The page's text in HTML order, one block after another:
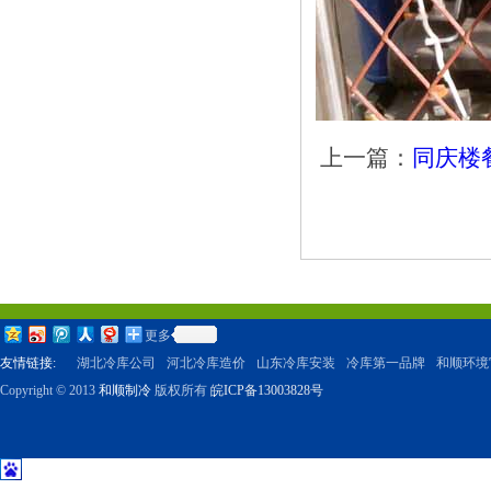
上一篇： 同庆楼
更多
友情链接:
湖北冷库公司 河北冷库造价 山东冷库安装 冷库第一品牌
和顺环
Copyright © 2013 和顺制冷 版权所有 皖ICP备13003828号